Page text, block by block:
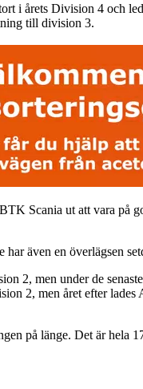
i årets Division 4 och
till division 3.
Scania ut att vara på
även en överlägsen
2, men under de
2, men året efter
på länge. Det är hela